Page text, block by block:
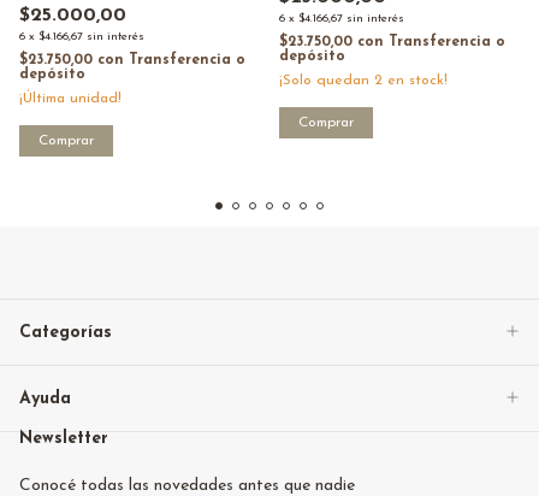
$25.000,00
6 x $4.166,67 sin interés
$23.750,00 con
Transferencia o
depósito
¡Última unidad!
6 x $4.166,67 sin interés
$23.750,00 con
Transferencia o
depósito
¡Solo quedan 2 en stock!
Categorías
Ayuda
Newsletter
Conocé todas las novedades antes que nadie